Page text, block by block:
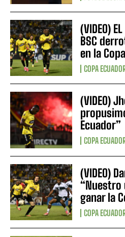
(VIDEO)
BSC
en la
COPA
(VIDEO)
Ecuador”
COPA
(VIDEO)
“Nuestro
ganar la
COPA